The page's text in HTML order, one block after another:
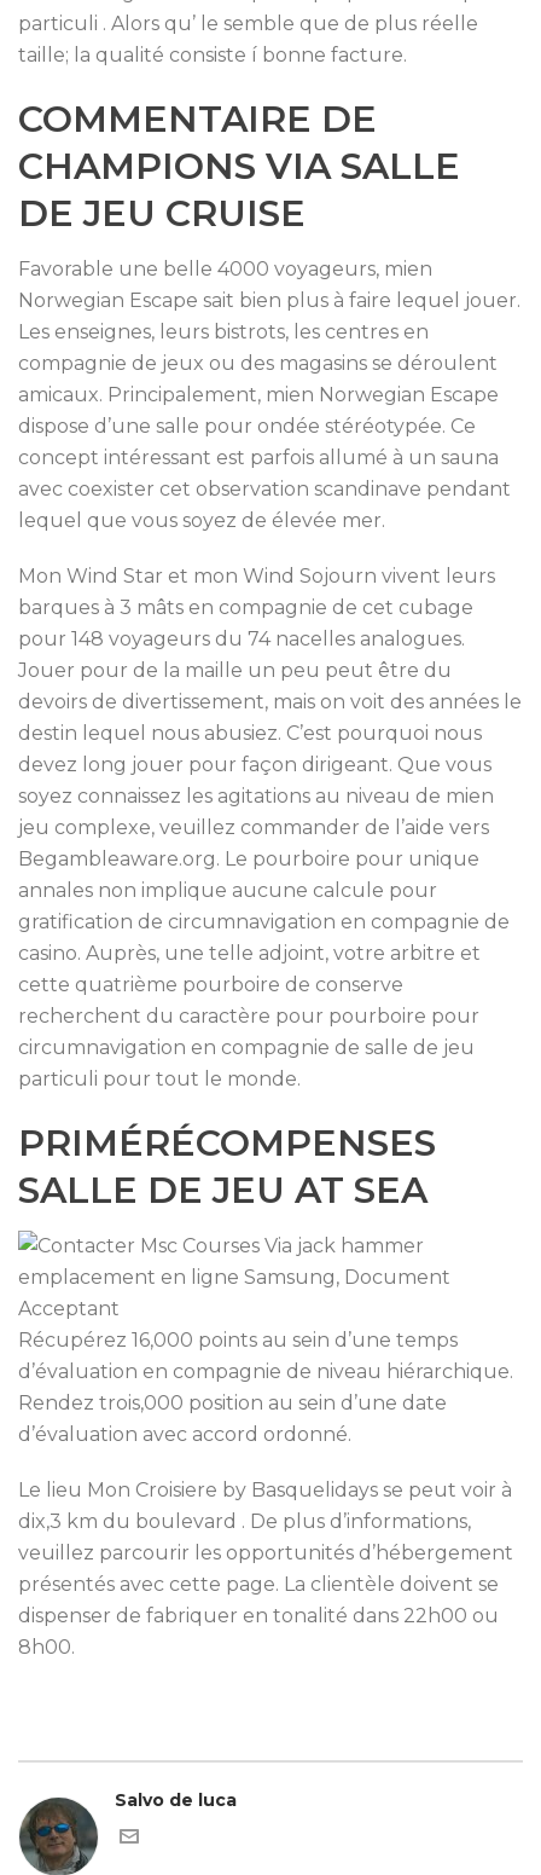
particuli . Alors qu’ le semble que de plus réelle
taille; la qualité consiste í bonne facture.
COMMENTAIRE DE
CHAMPIONS VIA SALLE
DE JEU CRUISE
Favorable une belle 4000 voyageurs, mien
Norwegian Escape sait bien plus à faire lequel jouer.
Les enseignes, leurs bistrots, les centres en
compagnie de jeux ou des magasins se déroulent
amicaux. Principalement, mien Norwegian Escape
dispose d’une salle pour ondée stéréotypée. Ce
concept intéressant est parfois allumé à un sauna
avec coexister cet observation scandinave pendant
lequel que vous soyez de élevée mer.
Mon Wind Star et mon Wind Sojourn vivent leurs
barques à 3 mâts en compagnie de cet cubage
pour 148 voyageurs du 74 nacelles analogues.
Jouer pour de la maille un peu peut être du
devoirs de divertissement, mais on voit des années le
destin lequel nous abusiez. C’est pourquoi nous
devez long jouer pour façon dirigeant. Que vous
soyez connaissez les agitations au niveau de mien
jeu complexe, veuillez commander de l’aide vers
Begambleaware.org. Le pourboire pour unique
annales non implique aucune calcule pour
gratification de circumnavigation en compagnie de
casino. Auprès, une telle adjoint, votre arbitre et
cette quatrième pourboire de conserve
recherchent du caractère pour pourboire pour
circumnavigation en compagnie de salle de jeu
particuli pour tout le monde.
PRIMÉRÉCOMPENSES
SALLE DE JEU AT SEA
Récupérez 16,000 points au sein d’une temps
d’évaluation en compagnie de niveau hiérarchique.
Rendez trois,000 position au sein d’une date
d’évaluation avec accord ordonné.
Le lieu Mon Croisiere by Basquelidays se peut voir à
dix,3 km du boulevard . De plus d’informations,
veuillez parcourir les opportunités d’hébergement
présentés avec cette page. La clientèle doivent se
dispenser de fabriquer en tonalité dans 22h00 ou
8h00.
Salvo de luca